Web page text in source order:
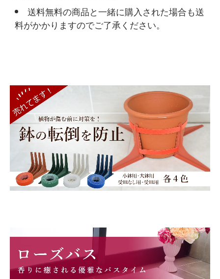
送料無料の商品と一緒に購入された場合も送
料がかかりますのでご了承ください。